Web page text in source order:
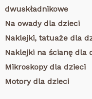
dwuskładnikowe
Na owady dla dzieci
Naklejki, tatuaże dla
Naklejki na ścianę dla
Mikroskopy dla dzieci
Motory dla dzieci